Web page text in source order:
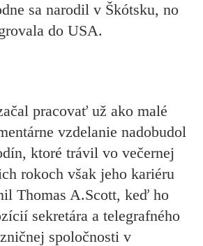
sa narodil v Škótsku, no
do USA.
pracovať už ako malé
vzdelanie nadobudol
ktoré trávil vo večernej
rokoch však jeho kariéru
Thomas A.Scott, keď ho
sekretára a telegrafného
spoločnosti v